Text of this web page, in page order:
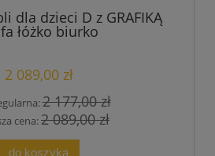
dla dzieci D z GRAFIKĄ
łóżko biurko
2 089,00 zł
2 177,00 zł
cena:2 089,00 zł
do koszyka